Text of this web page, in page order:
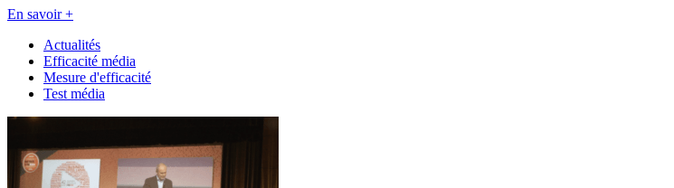
En savoir +
Actualités
Efficacité média
Mesure d'efficacité
Test média